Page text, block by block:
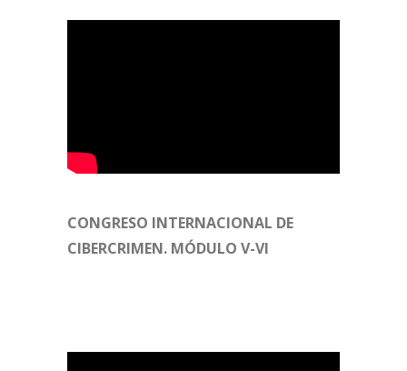
CONGRESO INTERNACIONAL DE
CIBERCRIMEN. MÓDULO V-VI